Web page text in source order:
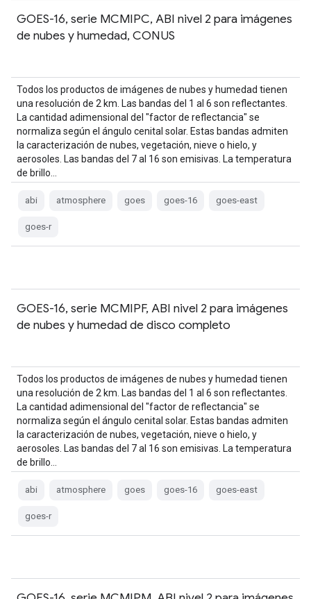
GOES-16, serie MCMIPC, ABI nivel 2 para imágenes
de nubes y humedad, CONUS
Todos los productos de imágenes de nubes y humedad tienen
una resolución de 2 km. Las bandas del 1 al 6 son reflectantes.
La cantidad adimensional del "factor de reflectancia" se
normaliza según el ángulo cenital solar. Estas bandas admiten
la caracterización de nubes, vegetación, nieve o hielo, y
aerosoles. Las bandas del 7 al 16 son emisivas. La temperatura
de brillo…
abi atmosphere goes goes-16 goes-east
goes-r
GOES-16, serie MCMIPF, ABI nivel 2 para imágenes
de nubes y humedad de disco completo
Todos los productos de imágenes de nubes y humedad tienen
una resolución de 2 km. Las bandas del 1 al 6 son reflectantes.
La cantidad adimensional del "factor de reflectancia" se
normaliza según el ángulo cenital solar. Estas bandas admiten
la caracterización de nubes, vegetación, nieve o hielo, y
aerosoles. Las bandas del 7 al 16 son emisivas. La temperatura
de brillo…
abi atmosphere goes goes-16 goes-east
goes-r